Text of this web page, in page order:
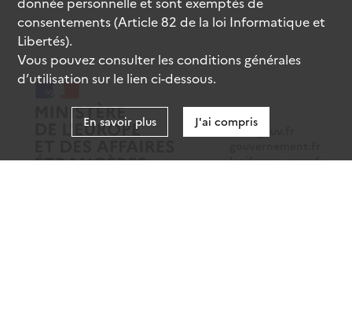
data.gouv.fr
legifrance.gouv.fr
consentements (Article 82 de la loi Informatique et
Libertés).
Vous pouvez consulter les conditions générales
d’utilisation sur le lien ci-dessous.
En savoir plus J'ai compris